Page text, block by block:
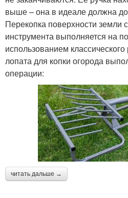
выше – она в идеале должна
Перекопка поверхности земли
инструмента выполняется на
использованием
лопата для копки огорода
операции:
читать дальше →